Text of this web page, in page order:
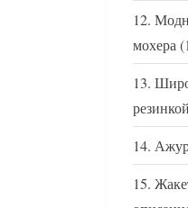
мохера
резинкой